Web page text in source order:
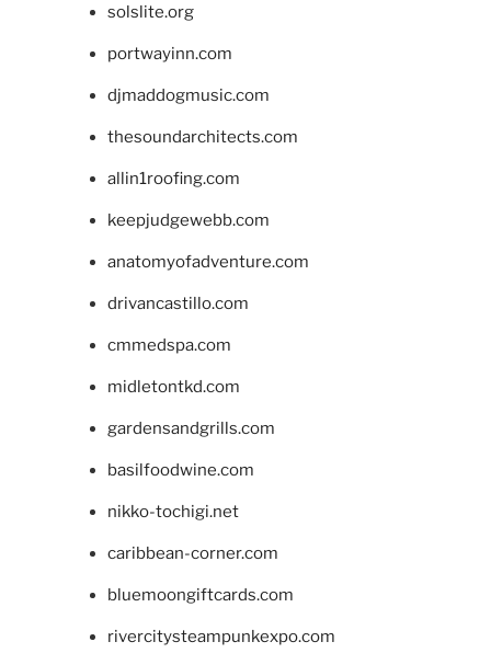
solslite.org
portwayinn.com
djmaddogmusic.com
thesoundarchitects.com
allin1roofing.com
keepjudgewebb.com
anatomyofadventure.com
drivancastillo.com
cmmedspa.com
midletontkd.com
gardensandgrills.com
basilfoodwine.com
nikko-tochigi.net
caribbean-corner.com
bluemoongiftcards.com
rivercitysteampunkexpo.com